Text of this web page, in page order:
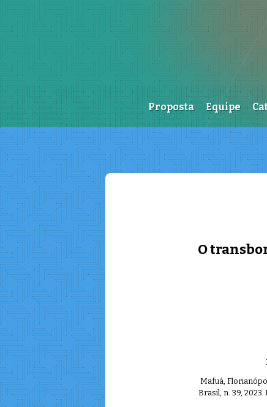
Proposta Equipe
O
Mafuá,
Brasil, n. 39,